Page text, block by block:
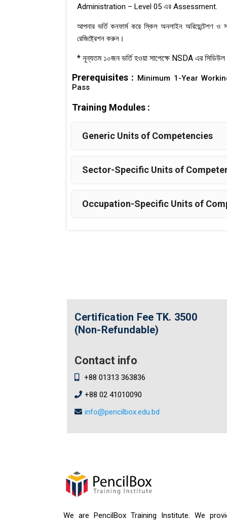
Administration – Level 05 এর Assessment.
আপনার ভর্তি কনফার্ম করে স্কিল অনলাইন অরিয়েন্টেশণ
রেজিষ্ট্রেশন করুন।
* নূন্যতম ১০জন ভর্তি হওয়া সাপেক্ষে NSDA এর সিডিউল
Prerequisites : Minimum 1-Year
Pass
Training Modules :
Generic Units of Competencies
Sector-Specific Units of
Occupation-Specific Units of
Certification Fee TK. 3500
(Non-Refundable)
Contact info
+88 01313 363836
+88 02 41010090
info@pencilbox.edu.bd
We are PencilBox Training Institute. We